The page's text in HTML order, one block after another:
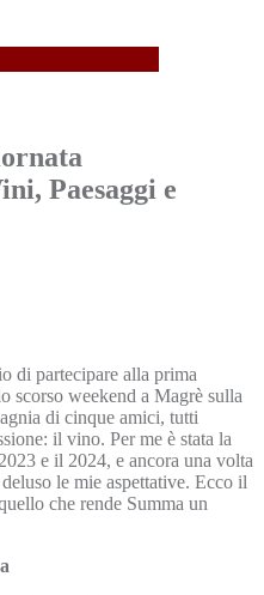
Paesaggi e
di partecipare alla prima
scorso weekend a Magrè sulla
di cinque amici, tutti
il vino. Per me è stata la
e il 2024, e ancora una volta
le mie aspettative. Ecco il
che rende Summa un